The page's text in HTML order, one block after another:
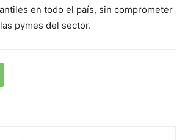
en todo el país, sin comprometer
pymes del sector.